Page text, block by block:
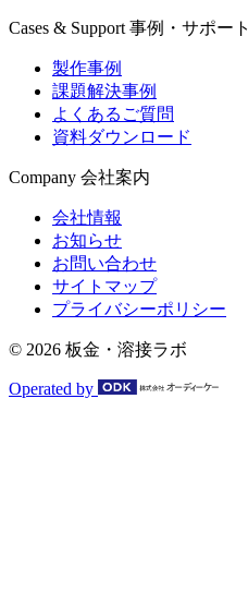
Cases & Support 事例・サポート
製作事例
課題解決事例
よくあるご質問
資料ダウンロード
Company 会社案内
会社情報
お知らせ
お問い合わせ
サイトマップ
プライバシーポリシー
© 2026 板金・溶接ラボ
Operated by